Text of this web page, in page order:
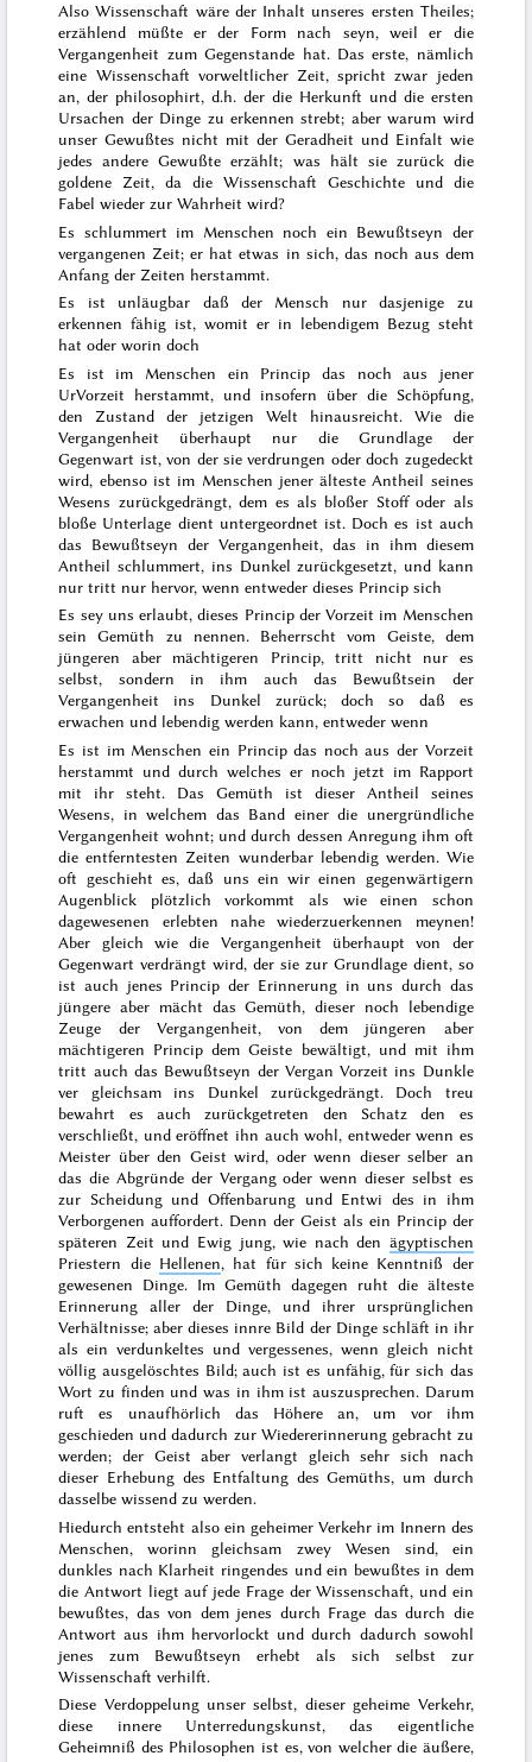
Also Wissenschaft wäre der Inhalt unseres ersten Theiles;
erzählend müßte er der Form nach seyn, weil er die
Vergangenheit zum Gegenstande hat. Das erste, nämlich
eine Wissenschaft vorweltlicher Zeit, spricht zwar jeden
an, der philosophirt, d.h. der die Herkunft und die ersten
Ursachen der Dinge zu erkennen strebt; aber warum wird
unser Gewußtes nicht mit der Geradheit und Einfalt wie
jedes andere Gewußte erzählt; was hält sie zurück die
goldene Zeit, da die Wissenschaft Geschichte und die
Fabel wieder zur Wahrheit wird?
Es schlummert im Menschen noch ein Bewußtseyn der
vergangenen Zeit; er hat etwas in sich, das noch aus dem
Anfang der Zeiten herstammt.
Es ist unläugbar daß der Mensch nur dasjenige zu
erkennen fähig ist, womit er in lebendigem Bezug steht
hat oder worin doch
Es ist im Menschen ein Princip das noch aus jener
UrVorzeit herstammt, und insofern über die Schöpfung,
den Zustand der jetzigen Welt hinausreicht. Wie die
Vergangenheit überhaupt nur die Grundlage der
Gegenwart ist, von der sie verdrungen oder doch zugedeckt
wird, ebenso ist im Menschen jener älteste Antheil seines
Wesens zurückgedrängt, dem esals bloßer Stoff oder als
bloße Unterlage dient untergeordnet ist. Doch es ist auch
das Bewußtseyn der Vergangenheit, das in ihmdiesem
Antheil schlummert, ins Dunkel zurückgesetzt, und kann
nur tritt nur hervor, wenn entweder dieses Princip sich
Es sey uns erlaubt, dieses Princip der Vorzeit im Menschen
sein Gemüth zu nennen. Beherrscht vom Geiste, dem
jüngeren aber mächtigeren Princip, tritt nicht nur es
selbst, sondern in ihm auch das Bewußtsein der
Vergangenheit ins Dunkel zurück; doch so daß es
erwachen und lebendig werden kann, entweder wenn
Es ist im Menschen ein Princip das noch aus der Vorzeit
herstammt und durch welches er noch jetzt im Rapport
mit ihr steht. Das Gemüth ist dieser Antheil seines
Wesens, in welchem das Band einerdie unergründliche
Vergangenheit wohnt; und durch dessen Anregung ihm oft
die entferntesten Zeiten wunderbar lebendig werden. Wie
oft geschieht es, daß uns ein wir einen gegenwärtigern
Augenblick plötzlich vorkommt als wie einen schon
dagewesenen erlebten nahe wiederzuerkennen meynen!
Aber gleich wie die Vergangenheit überhaupt von der
Gegenwart verdrängt wird, der sie zur Grundlage dient, so
ist auch jenes Princip der Erinnerung in uns durch das
jüngere aber mächt das Gemüth, dieser noch lebendige
Zeuge der Vergangenheit, von dem jüngeren aber
mächtigeren Princip dem Geiste bewältigt, und mit ihm
tritt auch das Bewußtseyn der Vergan Vorzeit ins Dunkle
ver gleichsam ins Dunkel zurückgedrängt. Doch treu
bewahrt es auch zurückgetreten den Schatz den es
verschließt, und eröffnet ihn auch wohl, entweder wenn es
Meister über den Geist wird, oder wenn dieser selber an
das die Abgründe der Vergangoder wenn dieser selbst es
zur Scheidung und Offenbarung und Entwi des in ihm
Verborgenen auffordert. Denn der Geist als ein Princip der
späteren Zeit und Ewig jung, wie nach den ägyptischen
Priestern die Hellenen, hat für sich keine Kenntniß der
gewesenen Dinge. Im Gemüth dagegen ruht die älteste
Erinnerungaller der Dinge, und ihrer ursprünglichen
Verhältnisse; aber dieses innre Bild der Dingeschläft in ihr
als ein verdunkeltes und vergessenes, wenn gleich nicht
völlig ausgelöschtes Bild; auch ist es unfähig, für sich das
Wort zu finden und was in ihm ist auszusprechen. Darum
ruft es unaufhörlich das Höhere an, um vor ihm
geschieden und dadurch zur Wiedererinnerung gebracht zu
werden; der Geist aber verlangt gleich sehrsich nach
dieser Erhebung des Entfaltung des Gemüths, um durch
dasselbe wissend zu werden.
Hiedurch entsteht alsoein geheimer Verkehr im Innern des
Menschen, worinngleichsam zwey Wesen sind, ein
dunkles nach Klarheit ringendes und ein bewußtes in dem
die Antwort liegt auf jede Frage der Wissenschaft, und ein
bewußtes, das von dem jenes durch Frage dasdurch die
Antwort aus ihm hervorlockt unddurch dadurch sowohl
jenes zum Bewußtseyn erhebt als sich selbst zur
Wissenschaft verhilft.
Diese Verdoppelung unser selbst, dieser geheime Verkehr,
diese innere Unterredungskunst, das eigentliche
Geheimniß des Philosophen ist es, von welcher die äußere,